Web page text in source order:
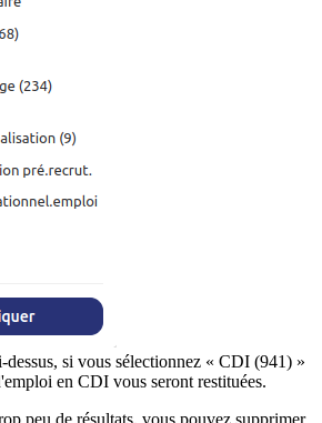
dessus, si vous sélectionnez « CDI (941) »
en CDI vous seront restituées.
peu de résultats, vous pouvez supprimer